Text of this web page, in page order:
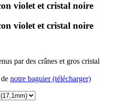
violet et cristal noire
violet et cristal noire
par des crânes et gros cristal
notre baguier (télécharger)